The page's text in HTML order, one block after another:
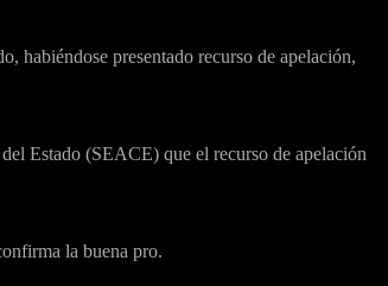
habiéndose presentado recurso de apelación,
Estado (SEACE) que el recurso de apelación
la buena pro.